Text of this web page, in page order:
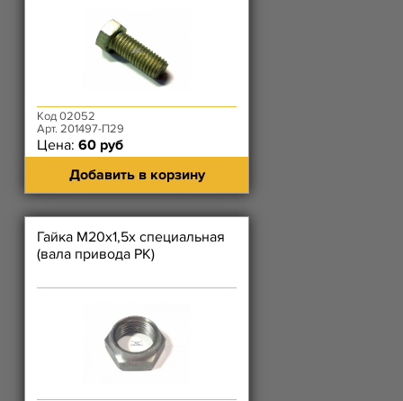
Код 02052
Арт. 201497-П29
Цена: 60 руб
Добавить в корзину
Гайка М20х1,5х специальная
(вала привода РК)